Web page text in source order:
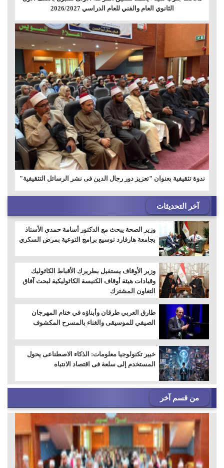
الثانوي العام والفني للعام الدراسي 2026/2027
ندوة تثقيفية بعنوان "تعزيز دور رجال الدين فى نشر الرسائل التثقيفية"
آخر التحديثات
وزير الصحة يبحث مع الدكتور أسامة حمدي الأستاذ
بجامعة هارفارد توسيع برامج التوعية بمرض السكري
وزير الأوقاف يستقبل بطريرك الأقباط الكاثوليك
وقيادات هيئة أوقاف الكنيسة الكاثوليكية لبحث آفاق
التعاون المشترك
طارق العربي طرقان وأبناؤه في ختام المهرجان
الصيفي للموسيقى والغناء بالمسرح المكشوف
خبير تكنولوجيا معلومات: الذكاء الاصطناعى يحول
المستخدم إلى سلعة فى اقتصاد الانتباه
من قسم آخر